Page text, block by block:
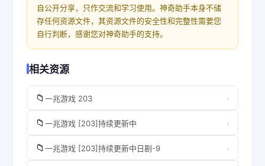
自公开分享，只作交流和学习使用。神奇助手本身不储
存任何资源文件，其资源文件的安全性和完整性需要您
自行判断，感谢您对神奇助手的支持。
相关资源
📁 一兆游戏 203 ›
📁 一兆游戏 [203]持续更新中 ›
📁 一兆游戏 [203]持续更新中日剧-9 ›